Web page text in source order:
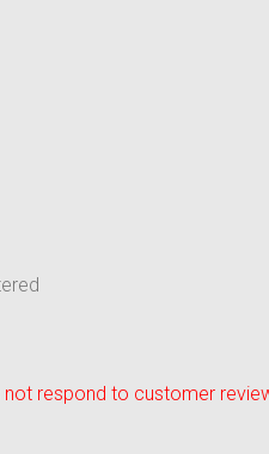
respond to customer